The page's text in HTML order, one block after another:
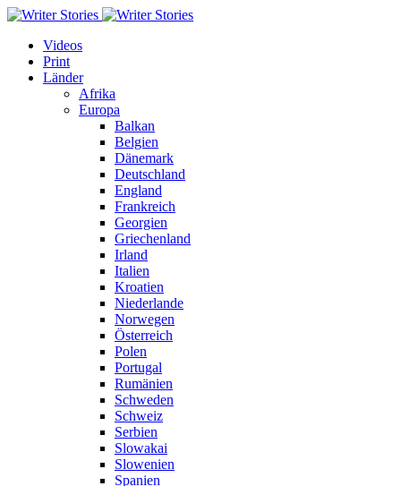
Videos
Print
Länder
Afrika
Europa
Balkan
Belgien
Dänemark
Deutschland
England
Frankreich
Georgien
Griechenland
Irland
Italien
Kroatien
Niederlande
Norwegen
Österreich
Polen
Portugal
Rumänien
Schweden
Schweiz
Serbien
Slowakai
Slowenien
Spanien